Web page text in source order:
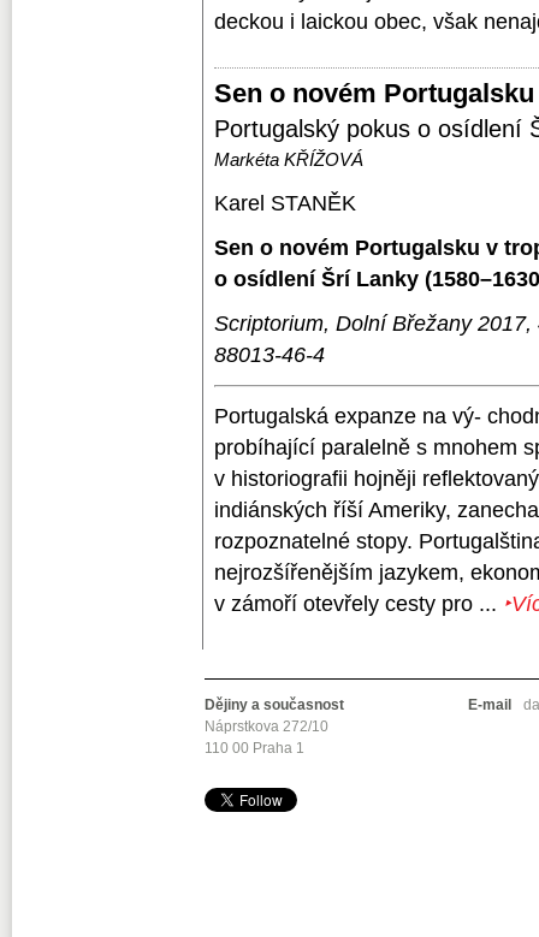
deckou i laickou obec, však
Sen o novém
Portugalský pokus o osídlení
Markéta KŘÍŽOVÁ
Karel STANĚK
Sen o novém Portugalsku v
o osídlení Šrí Lanky
Scriptorium, Dolní Břežany
88013-46-4
Portugalská expanze na vý-
probíhající paralelně s mnohem
v historiografii hojněji
indiánských říší Ameriky,
rozpoznatelné stopy.
nejrozšířenějším jazykem,
v zámoří otevřely cesty pro ...
Dějiny a současnost
Náprstkova 272/10
110 00 Praha 1
E-mail